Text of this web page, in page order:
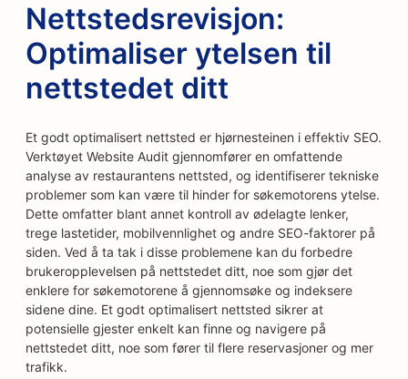
Nettstedsrevisjon:
Optimaliser ytelsen til
nettstedet ditt
Et godt optimalisert nettsted er hjørnesteinen i effektiv SEO.
Verktøyet Website Audit gjennomfører en omfattende
analyse av restaurantens nettsted, og identifiserer tekniske
problemer som kan være til hinder for søkemotorens ytelse.
Dette omfatter blant annet kontroll av ødelagte lenker,
trege lastetider, mobilvennlighet og andre SEO-faktorer på
siden. Ved å ta tak i disse problemene kan du forbedre
brukeropplevelsen på nettstedet ditt, noe som gjør det
enklere for søkemotorene å gjennomsøke og indeksere
sidene dine. Et godt optimalisert nettsted sikrer at
potensielle gjester enkelt kan finne og navigere på
nettstedet ditt, noe som fører til flere reservasjoner og mer
trafikk.